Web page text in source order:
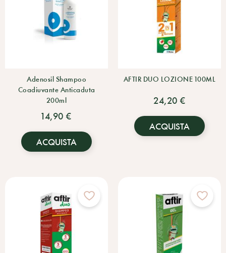
Adenosil Shampoo
Coadiuvante Anticaduta
200ml
14,90 €
ACQUISTA
AFTIR DUO LOZIONE 100ML
24,20 €
ACQUISTA